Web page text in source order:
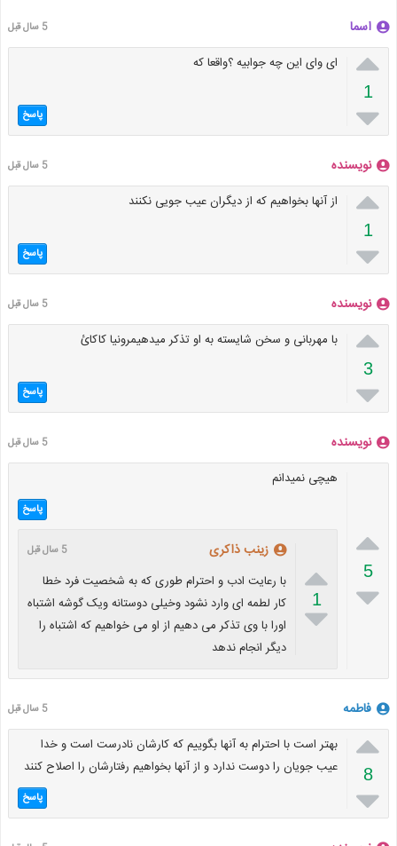
اسما 5 سال قبل

1

ای وای این چه جوابیه ؟واقعا که
پاسخ
نویسنده 5 سال قبل

1

از آنها بخواهیم که از دیگران عیب جویی نکنند
پاسخ
نویسنده 5 سال قبل

3

با مهربانی و سخن شایسته به او تذکر میدهیمرونیا کاکائ
پاسخ
نویسنده 5 سال قبل

5

هیچی نمیدانم
پاسخ

1

زینب ذاکری 5 سال قبل
با رعایت ادب و احترام طوری که به شخصیت فرد خطا
کار لطمه ای وارد نشود وخیلی دوستانه ویک گوشه اشتباه
اورا با وی تذکر می دهیم از او می خواهیم که اشتباه را
دیگر انجام ندهد
فاطمه 5 سال قبل

8

بهتر است با احترام به آنها بگوییم که کارشان نادرست است و خدا
عیب جویان را دوست ندارد و از آنها بخواهیم رفتارشان را اصلاح کنند
پاسخ